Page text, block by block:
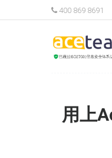
400 869 8691
用上